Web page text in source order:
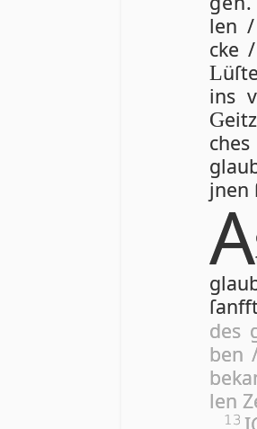
len
cke
L
ins
G
jnen
A
des
ben
len
13